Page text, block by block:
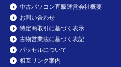
中古パソコン直販運営会社概要
お問い合わせ
特定商取引に基づく表示
古物営業法に基づく表記
パッセルについて
相互リンク案内